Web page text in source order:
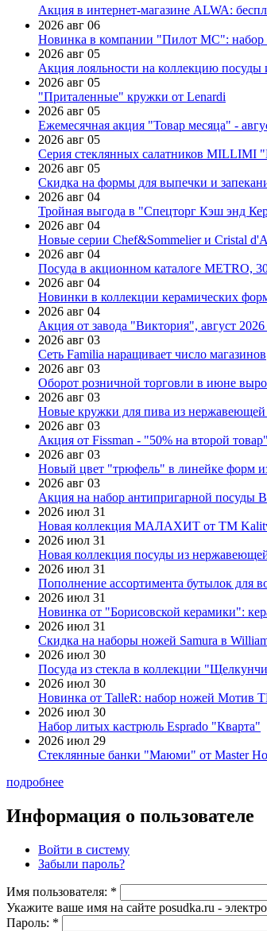
Акция в интернет-магазине ALWA:
2026 авг 06
Новинка в компании "Пилот МС":
2026 авг 05
Акция лояльности на коллекцию
2026 авг 05
"Приталенные" кружки от Lenardi
2026 авг 05
Ежемесячная акция "Товар месяца" -
2026 авг 05
Серия стеклянных салатников MILLIMI
2026 авг 05
Скидка на формы для выпечки и
2026 авг 04
Тройная выгода в "Спецторг Кэш энд
2026 авг 04
Новые серии Chef&Sommelier и Cristal
2026 авг 04
Посуда в акционном каталоге METRO,
2026 авг 04
Новинки в коллекции керамических
2026 авг 04
Акция от завода "Виктория", август 2026
2026 авг 03
Сеть Familia наращивает число магазинов
2026 авг 03
Оборот розничной торговли в июне
2026 авг 03
Новые кружки для пива из
2026 авг 03
Акция от Fissman - "50% на второй товар"
2026 авг 03
Новый цвет "трюфель" в линейке форм
2026 авг 03
Акция на набор антипригарной посуды
2026 июл 31
Новая коллекция МАЛАХИТ от ТМ
2026 июл 31
Новая коллекция посуды из
2026 июл 31
Пополнение ассортимента бутылок для
2026 июл 31
Новинка от "Борисовской керамики":
2026 июл 31
Скидка на наборы ножей Samura в
2026 июл 30
Посуда из стекла в коллекции
2026 июл 30
Новинка от TalleR: набор ножей Мотив
2026 июл 30
Набор литых кастрюль Esprado "Кварта"
2026 июл 29
Стеклянные банки "Маюми" от Master
подробнее
Информация о пользователе
Войти в систему
Забыли пароль?
Имя пользователя: *
Укажите ваше имя на сайте posudka.ru -
Пароль: *